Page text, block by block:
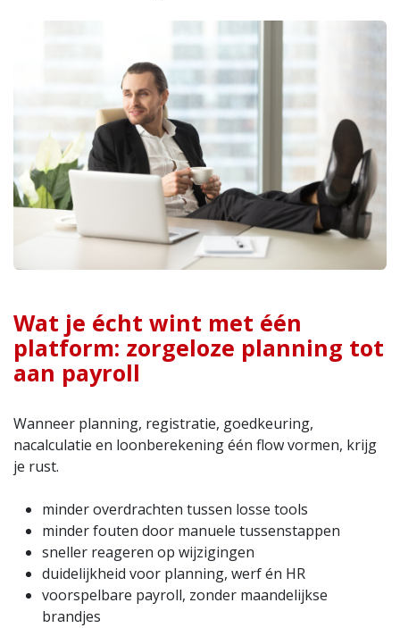
Wat je écht wint met één
platform: zorgeloze planning tot
aan payroll
Wanneer planning, registratie, goedkeuring,
nacalculatie en loonberekening één flow vormen, krijg
je rust.
minder overdrachten tussen losse tools
minder fouten door manuele tussenstappen
sneller reageren op wijzigingen
duidelijkheid voor planning, werf én HR
voorspelbare payroll, zonder maandelijkse
brandjes